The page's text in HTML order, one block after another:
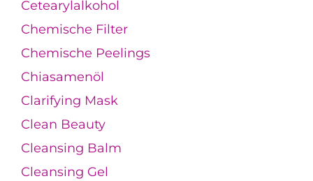
Cetearylalkohol
Chemische Filter
Chemische Peelings
Chiasamenöl
Clarifying Mask
Clean Beauty
Cleansing Balm
Cleansing Gel